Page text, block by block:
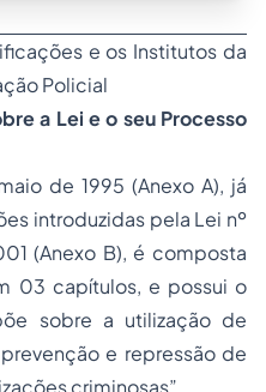
e os Institutos da
Policial
a Lei e o seu Processo
de 1995 (Anexo A), já
introduzidas pela Lei nº
(Anexo B), é composta
03 capítulos, e possui o
sobre a utilização de
e repressão de
criminosas”.